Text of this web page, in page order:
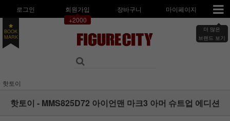
로그인
회원가입
+2000
장바구니 마이페이지
더 많은
브랜드 보기
BOOK
MARK
핫토이
핫토이 - MMS825D72 아이언맨 마크3 아머 슈트업 에디션